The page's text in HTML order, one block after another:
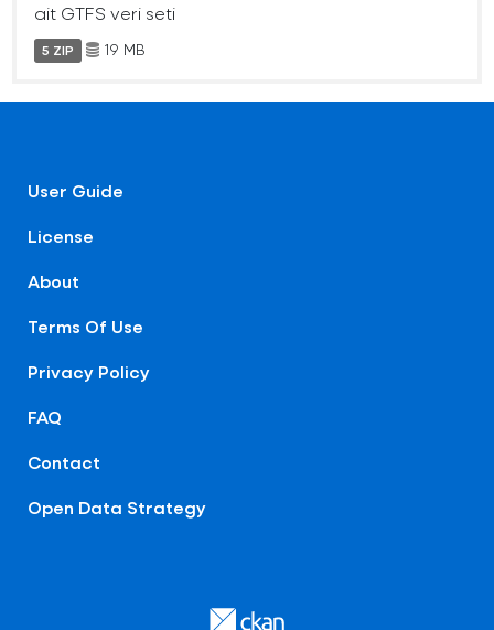
ait GTFS veri seti
5 ZIP 19 MB
User Guide
License
About
Terms Of Use
Privacy Policy
FAQ
Contact
Open Data Strategy